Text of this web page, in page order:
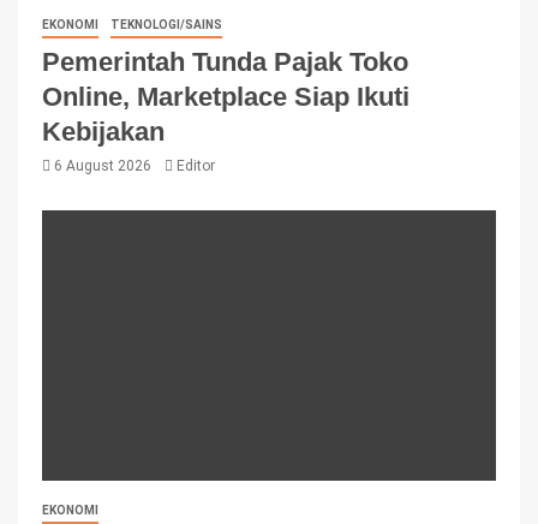
EKONOMI TEKNOLOGI/SAINS
Pemerintah Tunda Pajak Toko
Online, Marketplace Siap Ikuti
Kebijakan
6 August 2026 Editor
EKONOMI